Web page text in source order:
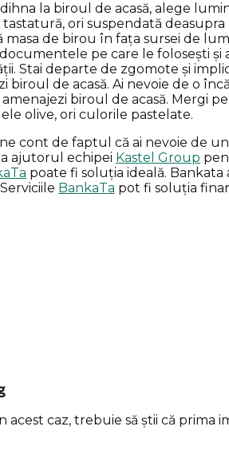
la biroul de acasă, alege
ori suspendată
de birou în fața sursei de
pe care le folosești
Stai departe de zgomote și
de acasă. Ai nevoie de o
biroul de acasă. Mergi
olive, ori culorile pastelate.
cont de faptul că ai nevoie de
ajutorul echipei Kastel Group
poate fi soluția ideală. Bankata
BankaTa pot fi soluția
caz, trebuie să știi că prima